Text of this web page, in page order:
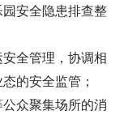
安全隐患排查整
安全管理，协调相
的安全监管；
公众聚集场所的消